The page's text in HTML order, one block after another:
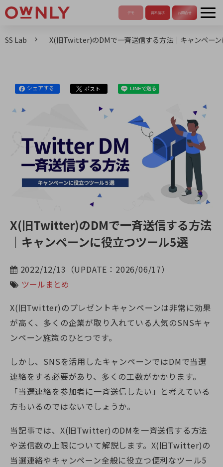
SS Lab X(旧Twitter)のDMで一斉送信する方法｜キャンペー
シェアする ポスト LINEで送る
X(旧Twitter)のDMで一斉送信する方法
｜キャンペーンに役立つツール5選
2022/12/13（UPDATE：2026/06/17）
ツールまとめ
X(旧Twitter) のプレゼントキャンペーンは非常に効果
が高く、多くの企業が取り入れている人気のSNSキャ
ンペーン施策のひとつです。
しかし、SNSを活用したキャンペーンではDMで当選
連絡をする必要があり、多くの工数がかかります。
「当選連絡を参加者に一斉送信したい」と考えている
方もいるのではないでしょうか。
当記事では、 X(旧Twitter) のDMを一斉送信する方法
や送信数の上限について解説します。 X(旧Twitter)の
当選連絡やキャンペーン全般に役立つ便利なツール5